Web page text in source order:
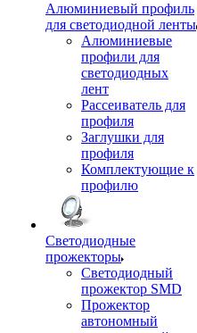
Алюминиевый профиль
для светодиодной ленты
Алюминиевые
профили для
светодиодных
лент
Рассеиватель для
профиля
Заглушки для
профиля
Комплектующие к
профилю
Светодиодные
прожекторы
Светодиодный
прожектор SMD
Прожектор
автономный